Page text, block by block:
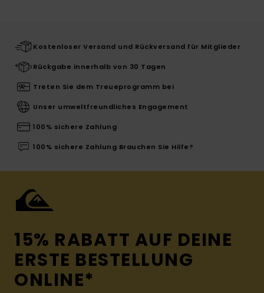
Kostenloser Versand und Rückversand für Mitglieder
Rückgabe innerhalb von 30 Tagen
Treten Sie dem Treueprogramm bei
Unser umweltfreundliches Engagement
100% sichere Zahlung
100% sichere Zahlung Brauchen Sie Hilfe?
15% RABATT AUF DEINE
ERSTE BESTELLUNG
ONLINE*